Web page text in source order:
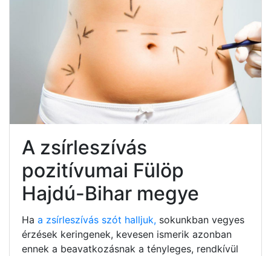
A zsírleszívás
pozitívumai Fülöp
Hajdú-Bihar megye
Ha a zsírleszívás szót halljuk, sokunkban vegyes
érzések keringenek, kevesen ismerik azonban
ennek a beavatkozásnak a tényleges, rendkívül